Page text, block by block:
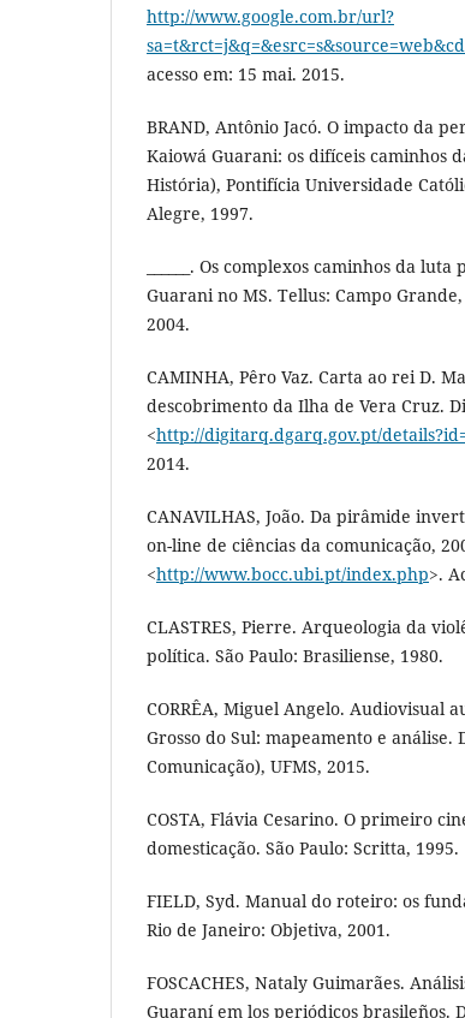
http://www.google.com.br/url?
acesso em: 15 mai. 2015.
BRAND, Antônio Jacó. O impacto da
Kaiowá Guarani: os difíceis caminhos
História), Pontifícia Universidade
Alegre, 1997.
______. Os complexos caminhos da
Guarani no MS. Tellus: Campo
2004.
CAMINHA, Pêro Vaz. Carta ao rei D.
descobrimento da Ilha de Vera Cruz.
<http://digitarq.dgarq.gov.pt/
2014.
CANAVILHAS, João. Da pirâmide
on-line de ciências da comunicação,
<http://www.bocc.ubi.pt/index.php>.
CLASTRES, Pierre. Arqueologia da
política. São Paulo: Brasiliense, 1980.
CORRÊA, Miguel Angelo. Audiovisual
Grosso do Sul: mapeamento e análise.
Comunicação), UFMS, 2015.
COSTA, Flávia Cesarino. O primeiro
domesticação. São Paulo: Scritta, 1995.
FIELD, Syd. Manual do roteiro: os
Rio de Janeiro: Objetiva, 2001.
FOSCACHES, Nataly Guimarães.
Guaraní em los periódicos brasileños.